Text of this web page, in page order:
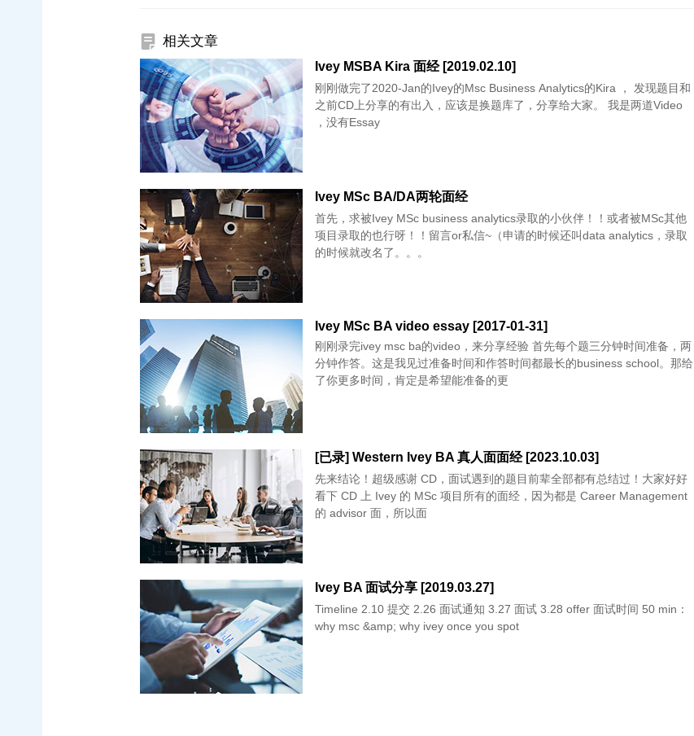
相关文章
Ivey MSBA Kira 面经 [2019.02.10]
刚刚做完了2020-Jan的Ivey的Msc Business Analytics的Kira ， 发现题目和
之前CD上分享的有出入，应该是换题库了，分享给大家。 我是两道Video
，没有Essay
Ivey MSc BA/DA两轮面经
首先，求被Ivey MSc business analytics录取的小伙伴！！或者被MSc其他
项目录取的也行呀！！留言or私信~（申请的时候还叫data analytics，录取
的时候就改名了。。。
Ivey MSc BA video essay [2017-01-31]
刚刚录完ivey msc ba的video，来分享经验 首先每个题三分钟时间准备，两
分钟作答。这是我见过准备时间和作答时间都最长的business school。那给
了你更多时间，肯定是希望能准备的更
[已录] Western Ivey BA 真人面面经 [2023.10.03]
先来结论！超级感谢 CD，面试遇到的题目前辈全部都有总结过！大家好好
看下 CD 上 Ivey 的 MSc 项目所有的面经，因为都是 Career Management
的 advisor 面，所以面
Ivey BA 面试分享 [2019.03.27]
Timeline 2.10 提交 2.26 面试通知 3.27 面试 3.28 offer 面试时间 50 min：
why msc &amp; why ivey once you spot